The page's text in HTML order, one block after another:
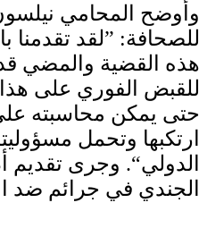
وأوضح المحامي
للصحافة: ”لقد تقدمنا
هذه القضية والمضي
للقبض الفوري على هذا
حتى يمكن محاسبته
ارتكبها وتحمل
الدولي“. وجرى تقديم
الجندي في جرائم ضد